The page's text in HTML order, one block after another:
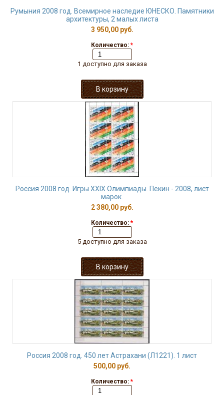
Румыния 2008 год. Всемирное наследие ЮНЕСКО. Памятники
архитектуры, 2 малых листа
3 950,00 руб.
Количество: *
1 доступно для заказа
Россия 2008 год. Игры XXIX Олимпиады. Пекин - 2008, лист
марок.
2 380,00 руб.
Количество: *
5 доступно для заказа
Россия 2008 год. 450 лет Астрахани (Л1221). 1 лист
500,00 руб.
Количество: *